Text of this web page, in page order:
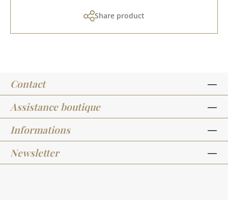
Share product
Contact
Assistance boutique
Informations
Newsletter